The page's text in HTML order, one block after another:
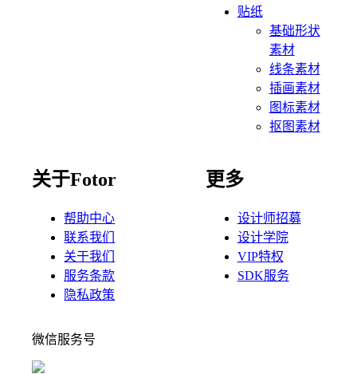
贴纸
基础形状
素材
线条素材
插画素材
图标素材
抠图素材
关于Fotor
帮助中心
联系我们
关于我们
服务条款
隐私政策
更多
设计师招募
设计学院
VIP特权
SDK服务
微信服务号